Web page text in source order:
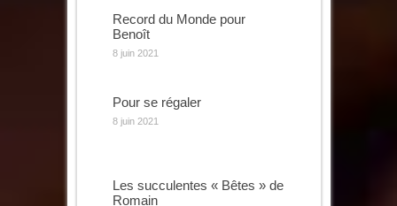
Record du Monde pour
Benoît
8 juin 2021
Pour se régaler
8 juin 2021
Les succulentes « Bêtes » de
Romain